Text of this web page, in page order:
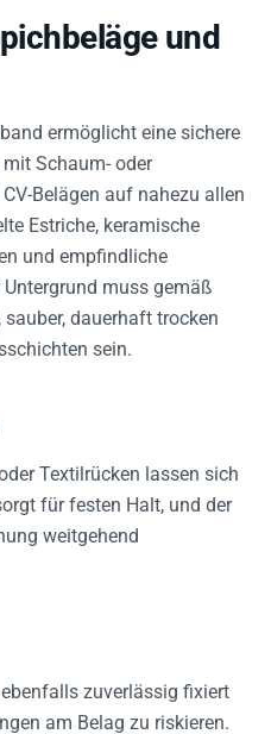
und
ermöglicht eine sichere
Schaum- oder
Belägen auf nahezu allen
Estriche, keramische
und empfindliche
muss gemäß
dauerhaft trocken
sein.
Textilrücken lassen sich
für festen Halt, und der
weitgehend
zuverlässig fixiert
am Belag zu riskieren.